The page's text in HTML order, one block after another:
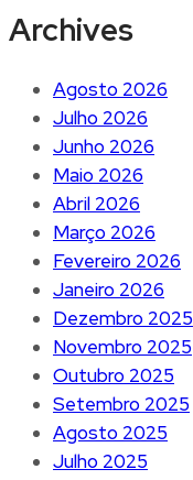
Archives
Agosto 2026
Julho 2026
Junho 2026
Maio 2026
Abril 2026
Março 2026
Fevereiro 2026
Janeiro 2026
Dezembro 2025
Novembro 2025
Outubro 2025
Setembro 2025
Agosto 2025
Julho 2025